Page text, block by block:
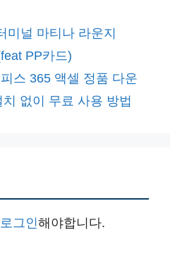
미널 마티나 라운지
PP카드)
스 365 액셀 정품 다운
없이 무료 사용 방법
로그인해야합니다.